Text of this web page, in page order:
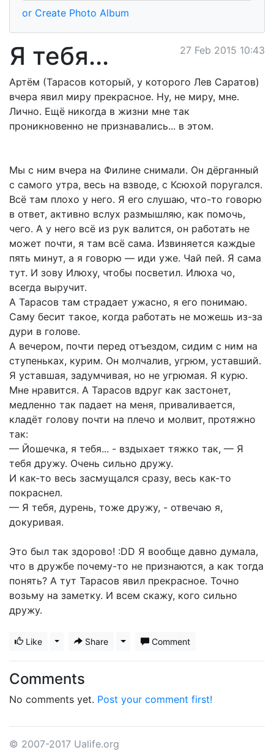
or Create Photo Album
27 Feb 2015 10:43
Я тебя...
Артём (Тарасов который, у которого Лев Саратов)
вчера явил миру прекрасное. Ну, не миру, мне.
Лично. Ещё никогда в жизни мне так
проникновенно не признавались... в этом.
Мы с ним вчера на Филине снимали. Он дёрганный
с самого утра, весь на взводе, с Ксюхой поругался.
Всё там плохо у него. Я его слушаю, что-то говорю
в ответ, активно вслух размышляю, как помочь,
чего. А у него всё из рук валится, он работать не
может почти, я там всё сама. Извиняется каждые
пять минут, а я говорю — иди уже. Чай пей. Я сама
тут. И зову Илюху, чтобы посветил. Илюха чо,
всегда выручит.
А Тарасов там страдает ужасно, я его понимаю.
Саму бесит такое, когда работать не можешь из-за
дури в голове.
А вечером, почти перед отъездом, сидим с ним на
ступеньках, курим. Он молчалив, угрюм, уставший.
Я уставшая, задумчивая, но не угрюмая. Я курю.
Мне нравится. А Тарасов вдруг как застонет,
медленно так падает на меня, приваливается,
кладёт голову почти на плечо и молвит, протяжно
так:
— Йошечка, я тебя... - вздыхает тяжко так, — Я
тебя дружу. Очень сильно дружу.
И как-то весь засмущался сразу, весь как-то
покраснел.
— Я тебя, дурень, тоже дружу, - отвечаю я,
докуривая.
Это был так здорово! :DD Я вообще давно думала,
что в дружбе почему-то не признаются, а как тогда
понять? А тут Тарасов явил прекрасное. Точно
возьму на заметку. И всем скажу, кого сильно
дружу.
Like Toggle Dropdown
Share Toggle Dropdown
Comment
Comments
No comments yet. Post your comment first!
© 2007-2017 Ualife.org